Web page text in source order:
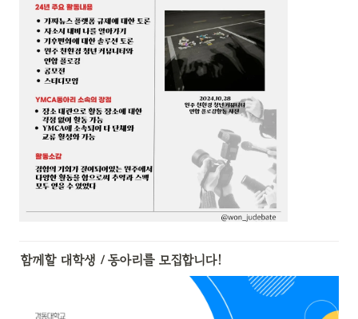
함께할 대학생 / 동아리를 모집합니다!